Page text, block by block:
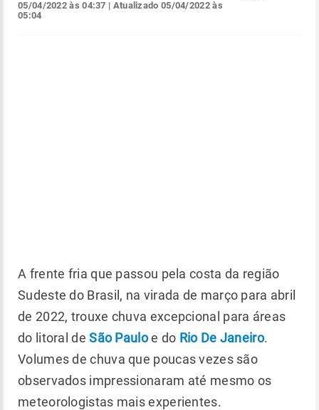
05/04/2022 às 04:37 | Atualizado 05/04/2022 às
05:04
A frente fria que passou pela costa da região
Sudeste do Brasil, na virada de março para abril
de 2022, trouxe chuva excepcional para áreas
do litoral deSão Pauloe do Rio De Janeiro.
Volumes de chuva que poucas vezes são
observados impressionaram até mesmo os
meteorologistas mais experientes.